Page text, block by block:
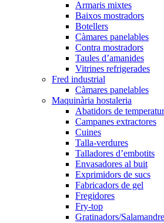
Armaris mixtes
Baixos mostradors
Botellers
Càmares panelables
Contra mostradors
Taules d’amanides
Vitrines refrigerades
Fred industrial
Càmares panelables
Maquinària hostaleria
Abatidors de
Campanes extractores
Cuines
Talla-verdures
Talladores d’embotits
Envasadores al buit
Exprimidors de sucs
Fabricadors de gel
Fregidores
Fry-top
Gratinadors/